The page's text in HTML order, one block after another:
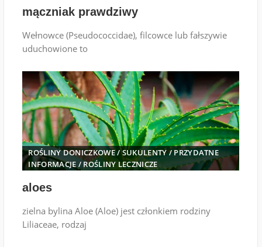
mączniak prawdziwy
Wełnowce (Pseudococcidae), filcowce lub fałszywie
uduchowione to
ROŚLINY DONICZKOWE/SUKULENTY/PRZYDATNE
INFORMACJE / ROŚLINY LECZNICZE
aloes
zielna bylina Aloe (Aloe) jest członkiem rodziny
Liliaceae, rodzaj